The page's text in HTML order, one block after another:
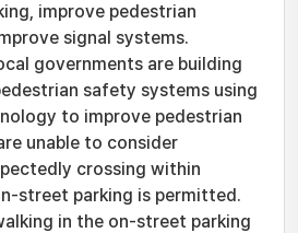
improve pedestrian
signal systems.
governments are building
safety systems using
to improve pedestrian
unable to consider
crossing within
street parking is permitted.
in the on-street parking